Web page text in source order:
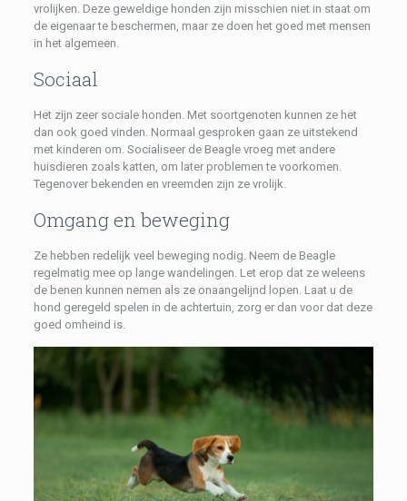
vrolijken. Deze geweldige honden zijn misschien niet in staat om
de eigenaar te beschermen, maar ze doen het goed met mensen
in het algemeen.
Sociaal
Het zijn zeer sociale honden. Met soortgenoten kunnen ze het
dan ook goed vinden. Normaal gesproken gaan ze uitstekend
met kinderen om. Socialiseer de Beagle vroeg met andere
huisdieren zoals katten, om later problemen te voorkomen.
Tegenover bekenden en vreemden zijn ze vrolijk.
Omgang en beweging
Ze hebben redelijk veel beweging nodig. Neem de Beagle
regelmatig mee op lange wandelingen. Let erop dat ze weleens
de benen kunnen nemen als ze onaangelijnd lopen. Laat u de
hond geregeld spelen in de achtertuin, zorg er dan voor dat deze
goed omheind is.